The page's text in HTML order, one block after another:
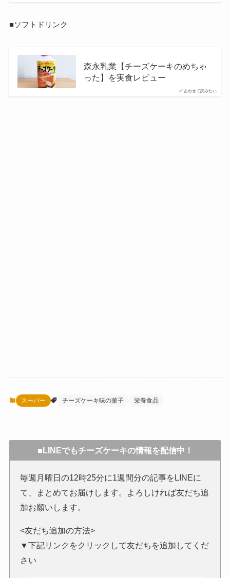
■ソフトドリンク
あわせて読みたい
森永乳業【チーズケーキのめちゃ
った】を実食レビュー
スーパー チーズケーキ味の菓子 栄養食品
■LINEでもチーズケーキの情報を配信中！
毎週月曜日の12時25分に1週間分の記事をLINEに
て、まとめてお届けします。よろしければ友だち追
加お願いします。
<友だち追加の方法>
▼下記リンクをクリックして友だちを追加してくだ
さい